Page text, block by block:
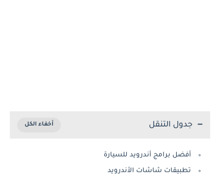
جدول التنقل
أفضل برامج أندرويد للسيارة
تطبيقات شاشات الأندرويد